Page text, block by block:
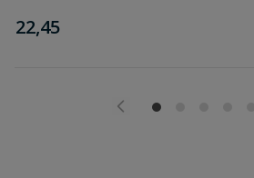
€
22,45